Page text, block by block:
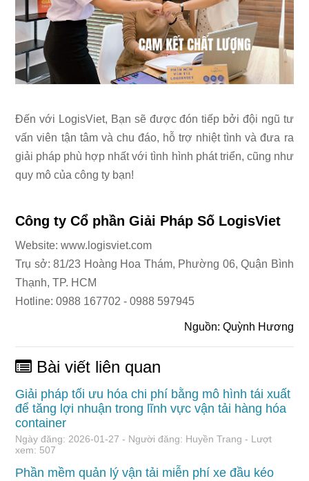
Đến với LogisViet, Bạn sẽ được đón tiếp bởi đội ngũ tư
vấn viên tận tâm và chu đáo, hỗ trợ nhiệt tình và đưa ra
giải pháp phù hợp nhất với tình hình phát triển, cũng như
quy mô của công ty bạn!
Công ty Cổ phần Giải Pháp Số LogisViet
Website: www.logisviet.com
Trụ sở: 81/23 Hoàng Hoa Thám, Phường 06, Quận Bình
Thạnh, TP. HCM
Hotline: 0988 167702 - 0988 597945
Nguồn: Quỳnh Hương
Bài viết liên quan
Giải pháp tối ưu hóa chi phí bằng mô hình tái xuất
để tăng lợi nhuận trong lĩnh vực vận tải hàng hóa
container
Ngày đăng: 2026-01-27 - Người đăng: Huyền Trang - Lượt
xem: 507
Phần mềm quản lý vận tải miễn phí xe đầu kéo